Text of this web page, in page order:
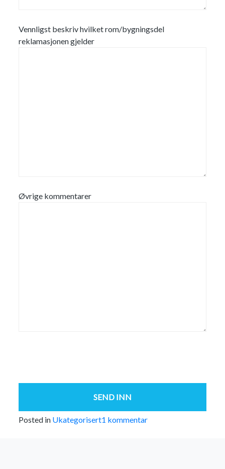
Vennligst beskriv hvilket rom/bygningsdel
reklamasjonen gjelder
Øvrige kommentarer
Posted in Ukategorisert1 kommentartil